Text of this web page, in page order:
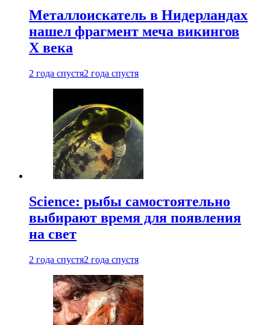
Металлоискатель в Нидерландах
нашел фрагмент меча викингов
X века
2 года спустя2 года спустя
Science: рыбы самостоятельно
выбирают время для появления
на свет
2 года спустя2 года спустя